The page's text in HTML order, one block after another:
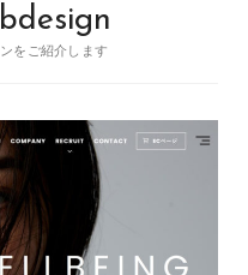
をご紹介します